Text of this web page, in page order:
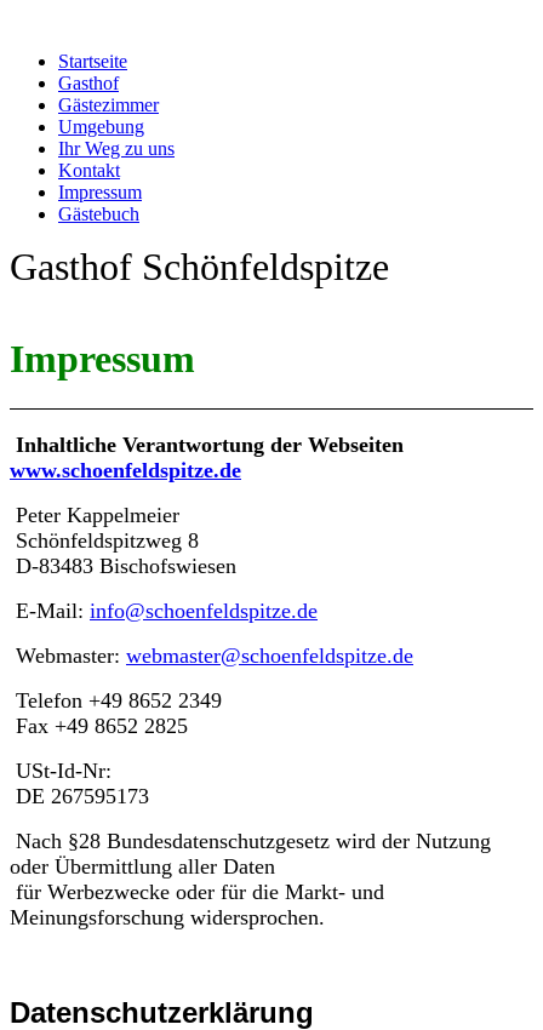
Startseite
Gasthof
Gästezimmer
Umgebung
Ihr Weg zu uns
Kontakt
Impressum
Gästebuch
Gasthof Schönfeldspitze
Impressum
Inhaltliche Verantwortung der Webseiten
www.schoenfeldspitze.de
Peter Kappelmeier
Schönfeldspitzweg 8
D-83483 Bischofswiesen
E-Mail: info@schoenfeldspitze.de
Webmaster: webmaster@schoenfeldspitze.de
Telefon +49 8652 2349
Fax +49 8652 2825
USt-Id-Nr:
DE 267595173
Nach §28 Bundesdatenschutzgesetz wird der Nutzung
oder Übermittlung aller Daten
für Werbezwecke oder für die Markt- und
Meinungsforschung widersprochen.
Datenschutzerklärung